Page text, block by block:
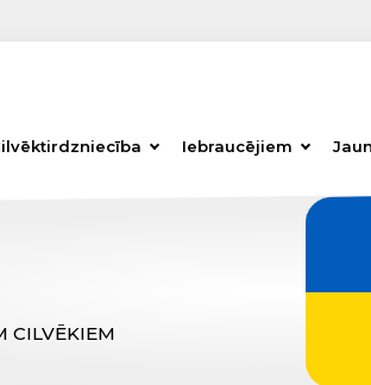
Iebraucējiem
CILVĒKIEM